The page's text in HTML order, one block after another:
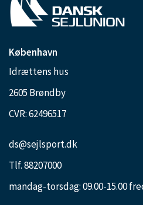
København
Idrættens hus
2605 Brøndby
CVR: 62496517
ds@sejlsport.dk
Tlf. 88207000
mandag-torsdag: 09.00-15.00